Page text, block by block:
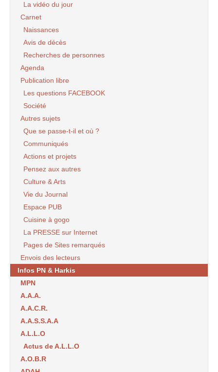
La vidéo du jour
Carnet
Naissances
Avis de décès
Recherches de personnes
Agenda
Publication libre
Les questions FACEBOOK
Société
Autres sujets
Que se passe-t-il et où ?
Communiqués
Actions et projets
Pensez aux autres
Culture & Arts
Vie du Journal
Espace PUB
Cuisine à gogo
La PRESSE sur Internet
Pages de Sites remarqués
Envois des lecteurs
Infos PN & Harkis
MPN
A.A.A.
A.A.C.R.
A.A.S.S.A.A
A.L.L.O
Actus de A.L.L.O
A.O.B.R